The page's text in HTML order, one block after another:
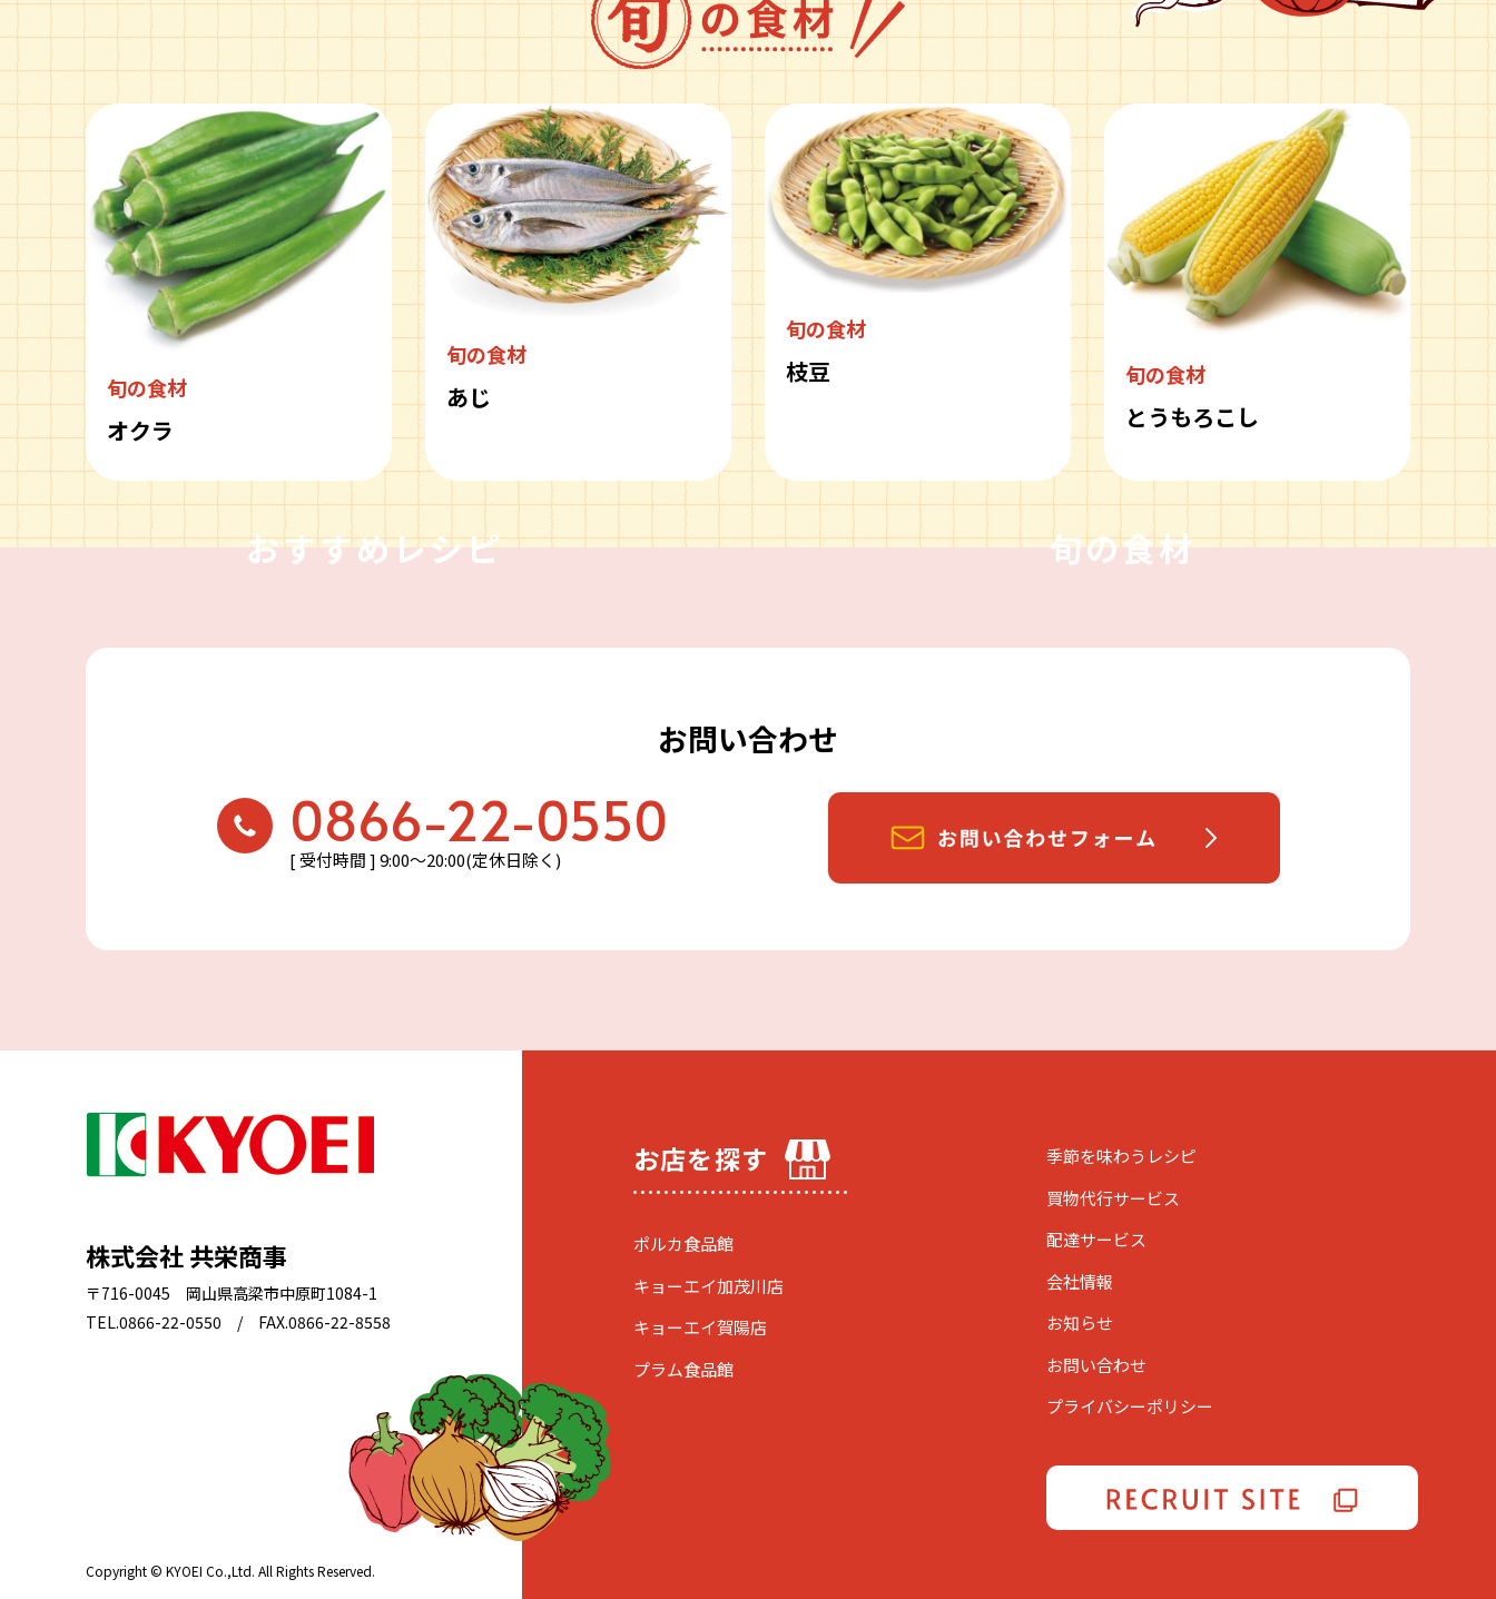
旬の食材
オクラ
旬の食材
あじ
旬の食材
枝豆 旬の食材
とうもろこし
おすすめレシピ 旬の食材
お問い合わせ
0866-22-0550
[ 受付時間 ] 9:00〜20:00(定休日除く)
お店を探す
ポルカ食品館
キョーエイ加茂川店
キョーエイ賀陽店
プラム食品館
季節を味わうレシピ
買物代行サービス
配達サービス
会社情報
お知らせ
お問い合わせ
プライバシーポリシー
株式会社 共栄商事
〒716-0045 岡山県高梁市中原町1084-1
TEL.0866-22-0550 / FAX.0866-22-8558
Copyright © KYOEI Co.,Ltd. All Rights Reserved.